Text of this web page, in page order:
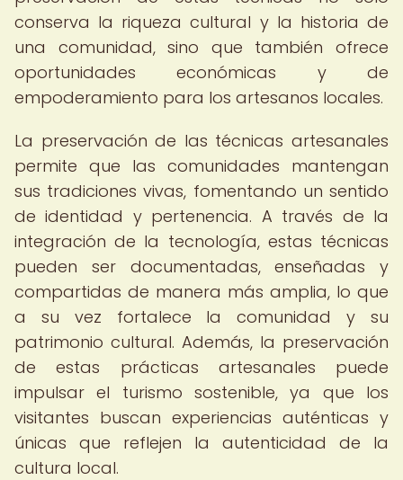
conserva la riqueza cultural y la historia de
una comunidad, sino que también ofrece
oportunidades económicas y de
empoderamiento para los artesanos locales.
La preservación de las técnicas artesanales
permite que las comunidades mantengan
sus tradiciones vivas, fomentando un sentido
de identidad y pertenencia. A través de la
integración de la tecnología, estas técnicas
pueden ser documentadas, enseñadas y
compartidas de manera más amplia, lo que
a su vez fortalece la comunidad y su
patrimonio cultural. Además, la preservación
de estas prácticas artesanales puede
impulsar el turismo sostenible, ya que los
visitantes buscan experiencias auténticas y
únicas que reflejen la autenticidad de la
cultura local.